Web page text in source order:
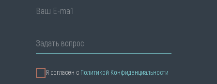
Ваш E-mail
Задать вопрос
Я согласен с Политикой Конфиденциальности